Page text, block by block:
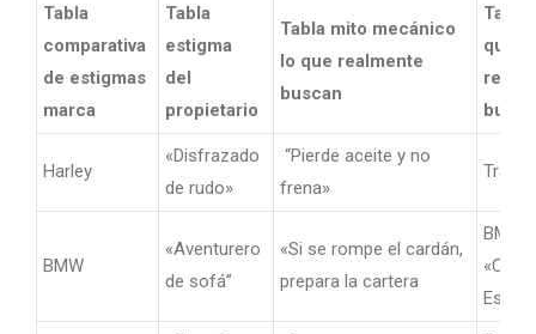
Tabla
comparativa
de estigmas
marca
Tabla
estigma
del
propietario
Tabla mito mecánico
lo que realmente
buscan
Tabla
que
Harley
«Disfrazado
de rudo»
“Pierde aceite y no
frena»
BMW
«Aventurero
de sofá”
«Si se rompe el cardán,
prepara la cartera
BMW